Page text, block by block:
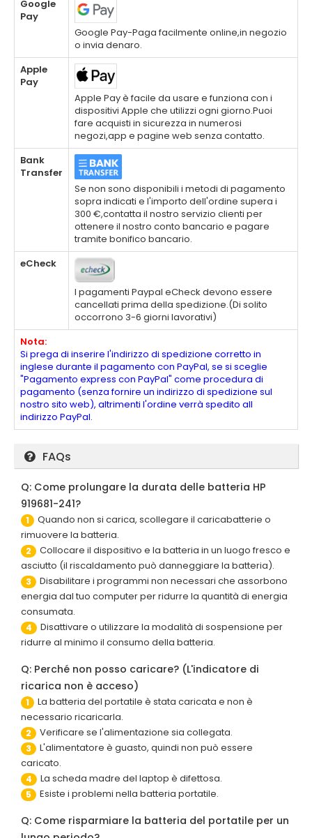
Google
Pay
Google Pay-Paga facilmente online,in negozio
o invia denaro.
Apple
Pay
Apple Pay è facile da usare e funziona con i
dispositivi Apple che utilizzi ogni giorno.Puoi
fare acquisti in sicurezza in numerosi
negozi,app e pagine web senza contatto.
Bank
Transfer
Se non sono disponibili i metodi di pagamento
sopra indicati e l'importo dell'ordine supera i
300 €,contatta il nostro servizio clienti per
ottenere il nostro conto bancario e pagare
tramite bonifico bancario.
eCheck
I pagamenti Paypal eCheck devono essere
cancellati prima della spedizione.(Di solito
occorrono 3-6 giorni lavorativi)
Nota:
Si prega di inserire l'indirizzo di spedizione corretto in
inglese durante il pagamento con PayPal, se si sceglie
"Pagamento express con PayPal" come procedura di
pagamento (senza fornire un indirizzo di spedizione sul
nostro sito web), altrimenti l'ordine verrà spedito all
indirizzo PayPal.
FAQs
Q: Come prolungare la durata delle batteria HP
919681-241?
1
Quando non si carica, scollegare il caricabatterie o
rimuovere la batteria.
2
Collocare il dispositivo e la batteria in un luogo fresco e
asciutto (il riscaldamento può danneggiare la batteria).
3
Disabilitare i programmi non necessari che assorbono
energia dal tuo computer per ridurre la quantità di energia
consumata.
4
Disattivare o utilizzare la modalità di sospensione per
ridurre al minimo il consumo della batteria.
Q: Perché non posso caricare? (L'indicatore di
ricarica non è acceso)
1
La batteria del portatile è stata caricata e non è
necessario ricaricarla.
2 Verificare se l'alimentazione sia collegata.
3
L'alimentatore è guasto, quindi non può essere
caricato.
4 La scheda madre del laptop è difettosa.
5 Esiste i problemi nella batteria portatile.
Q: Come risparmiare la batteria del portatile per un